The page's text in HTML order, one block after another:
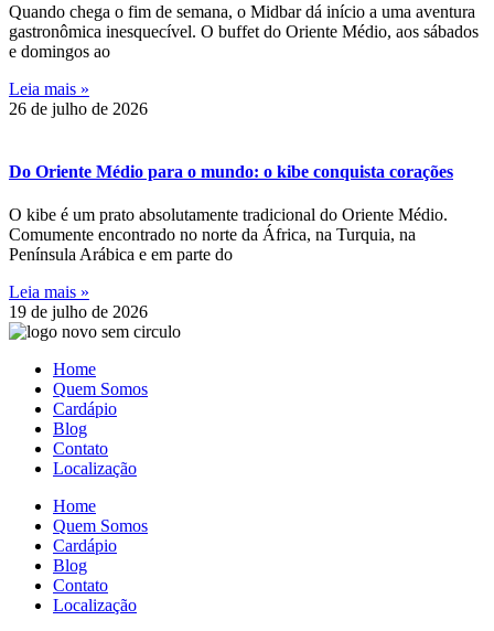
Quando chega o fim de semana, o Midbar dá início a uma aventura
gastronômica inesquecível. O buffet do Oriente Médio, aos sábados
e domingos ao
Leia mais »
26 de julho de 2026
Do Oriente Médio para o mundo: o kibe conquista corações
O kibe é um prato absolutamente tradicional do Oriente Médio.
Comumente encontrado no norte da África, na Turquia, na
Península Arábica e em parte do
Leia mais »
19 de julho de 2026
Home
Quem Somos
Cardápio
Blog
Contato
Localização
Home
Quem Somos
Cardápio
Blog
Contato
Localização